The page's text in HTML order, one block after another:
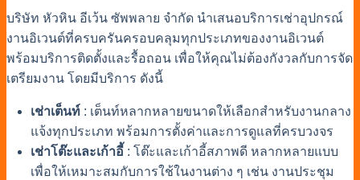
บริษัท หัวหิน อีเว้น ซัพพลาย จำกัด นำเสนอบริการเช่าอุปกรณ์
งานอิเวนต์ที่ครบครันครอบคลุมทุกประเภทของงานอิเวนต์
พร้อมบริการติดตั้งและรื้อถอน เพื่อให้คุณไม่ต้องกังวลกับการจัด
เตรียมงาน โดยมีบริการ ดังนี้
เช่าเต็นท์ : เต็นท์หลากหลายขนาดให้เลือกสำหรับงานกลาง
แจ้งทุกประเภท พร้อมการตั้งค่าและการดูแลที่ครบวงจร
เช่าโต๊ะและเก้าอี้ : โต๊ะและเก้าอี้สภาพดี หลากหลายแบบ
เพื่อให้เหมาะสมกับการใช้ในงานต่าง ๆ เช่น งานประชุม